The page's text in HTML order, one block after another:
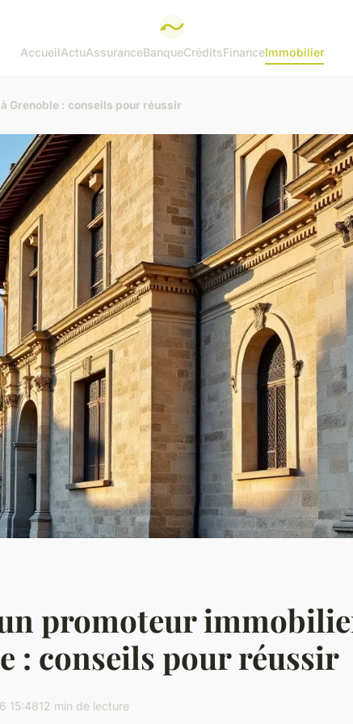
AccueilActuAssuranceBanqueCréditsFinanceImmobilier
Grenoble : conseils pour réussir
promoteur
: conseils pour réussir
15:4812 min de lecture